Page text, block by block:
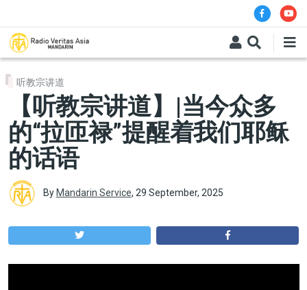
听教宗讲道
【听教宗讲道】|当今众多
的“拉匝禄”提醒着我们耶稣
的话语
By Mandarin Service, 29 September, 2025